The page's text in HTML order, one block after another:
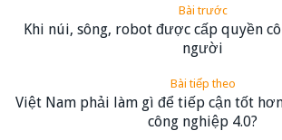
Bài trước
Khi núi, sông, robot được cấp quyền
người
Bài tiếp theo
Việt Nam phải làm gì để tiếp cận tốt
công nghiệp 4.0?